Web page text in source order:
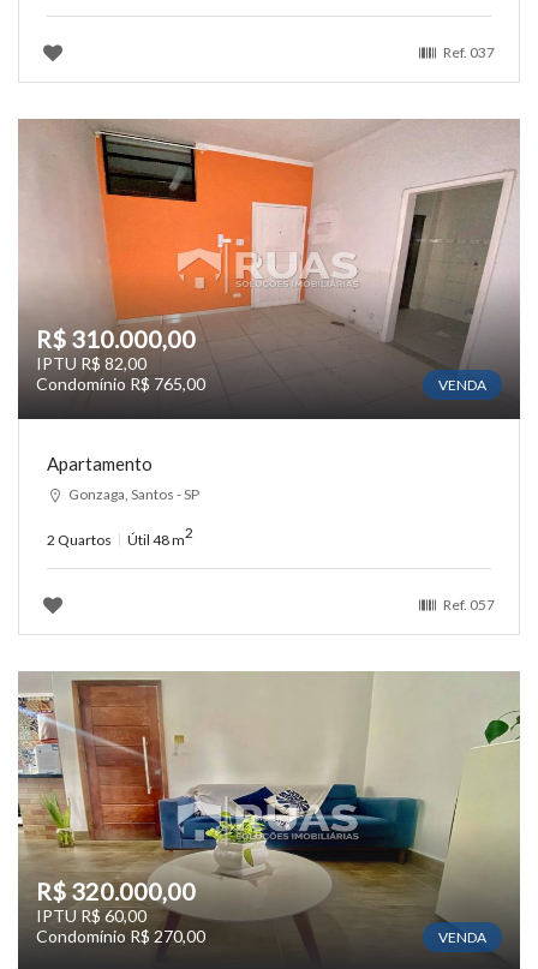
Ref. 037
R$ 310.000,00
IPTU R$ 82,00
Condomínio R$ 765,00
VENDA
Apartamento
Gonzaga, Santos - SP
2 Quartos Útil 48 m2
Ref. 057
R$ 320.000,00
IPTU R$ 60,00
Condomínio R$ 270,00
VENDA